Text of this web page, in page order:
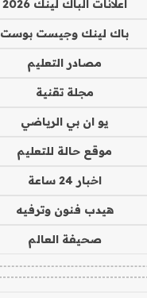
اعلانات الباك لينك 2026
باك لينك وجيست بوست
مصادر التعليم
مجلة تقنية
يو ان بي الرياضي
موقع حالة للتعليم
اخبار 24 ساعة
هيدب فنون وترفيه
صحيفة العالم